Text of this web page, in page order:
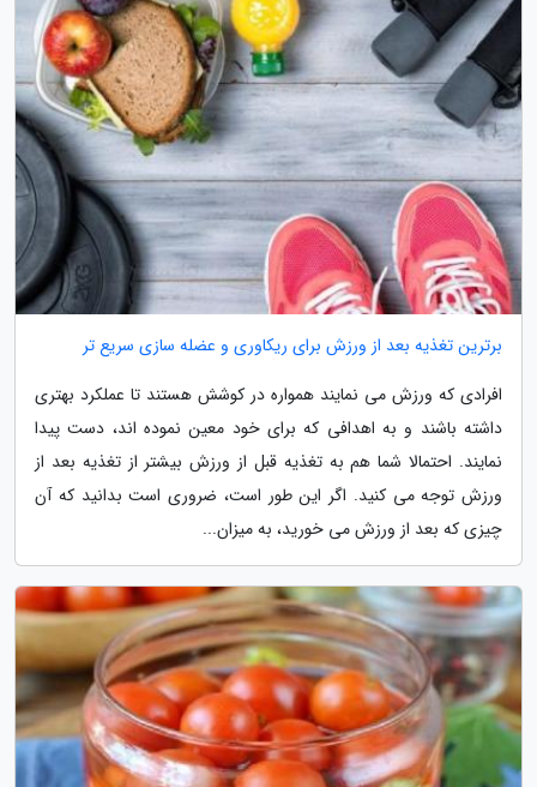
برترین تغذیه بعد از ورزش برای ریکاوری و عضله سازی سریع تر
افرادی که ورزش می نمایند همواره در کوشش هستند تا عملکرد بهتری
داشته باشند و به اهدافی که برای خود معین نموده اند، دست پیدا
نمایند. احتمالا شما هم به تغذیه قبل از ورزش بیشتر از تغذیه بعد از
ورزش توجه می کنید. اگر این طور است، ضروری است بدانید که آن
چیزی که بعد از ورزش می خورید، به میزان...